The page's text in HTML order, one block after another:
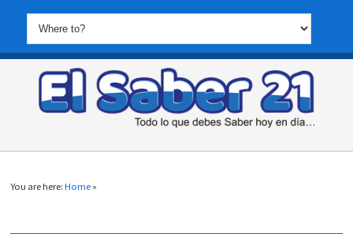
You are here:Home »